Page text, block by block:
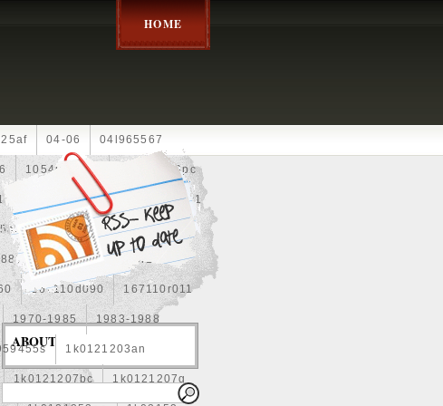
HOME
04-06 04l965567
105452900g 10pc
13-2269 1330c1
1355d300185
15pcs 160400r160
167110d090 167110r011
1970-1985 1983-1988
1k0121203an
1k0121207bc 1k0121207g
ABOUT